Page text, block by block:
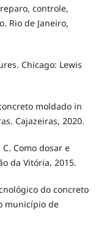
controle,
Rio de Janeiro,
Chicago: Lewis
moldado in
Cajazeiras, 2020.
C. Como dosar e
da Vitória, 2015.
do concreto
município de